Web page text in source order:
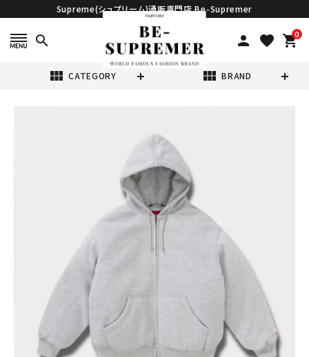
Supreme(シュプリーム)通販専門店 Be-Supremer
search person favorite 0
shopping_cart
view_module CATEGORY view_module BRAND
Supreme シュプ
リーム 2024AW
Face Down Zip
Up Hooded
Sweatshirt ノー
スフェイスダウン
ジップアップフー
ドパーカー ヘザ
ーグレー 灰
(税込)
NEW ITEMS